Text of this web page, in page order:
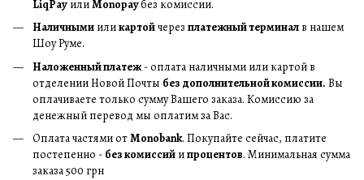
LiqPay илиMonopayбез комиссии.
Наличными иликартойчерез платежный терминал в нашем
Шоу Руме.
Наложенный платеж- оплата наличными или картой в
отделении Новой Почты без дополнительной комиссии. Вы
оплачиваете только сумму Вашего заказа. Комиссию за
денежный перевод мы оплатим за Вас.
Оплата частями отMonobank. Покупайте сейчас, платите
постепенно - без комиссий ипроцентов. Минимальная сумма
заказа 500 грн